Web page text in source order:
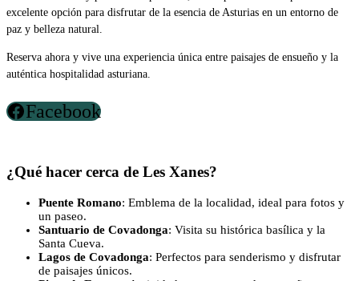
excelente opción para disfrutar de la esencia de Asturias en un entorno de
paz y belleza natural.
Reserva ahora y vive una experiencia única entre paisajes de ensueño y la
auténtica hospitalidad asturiana.
Facebook
¿Qué hacer cerca de Les Xanes?
Puente Romano: Emblema de la localidad, ideal para fotos y
un paseo.
Santuario de Covadonga: Visita su histórica basílica y la
Santa Cueva.
Lagos de Covadonga: Perfectos para senderismo y disfrutar
de paisajes únicos.